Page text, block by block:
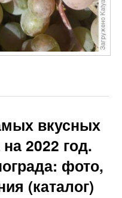
вкусных
2022 год.
фото,
(каталог)